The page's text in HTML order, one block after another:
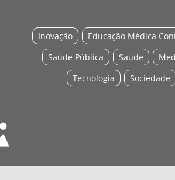
Educação Médica
Inovação
Saúde
Saúde Pública
Sociedade
Tecnologia